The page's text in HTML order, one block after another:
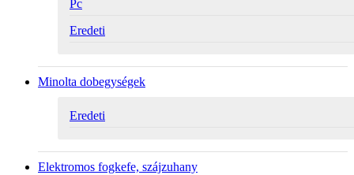
Pc
Eredeti
Minolta dobegységek
Eredeti
Elektromos fogkefe, szájzuhany